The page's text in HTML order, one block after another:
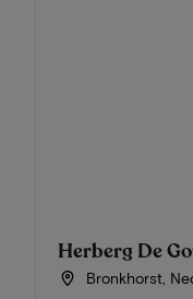
Herberg De
Bronkhorst,